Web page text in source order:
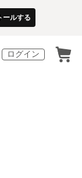
ールする
ログイン